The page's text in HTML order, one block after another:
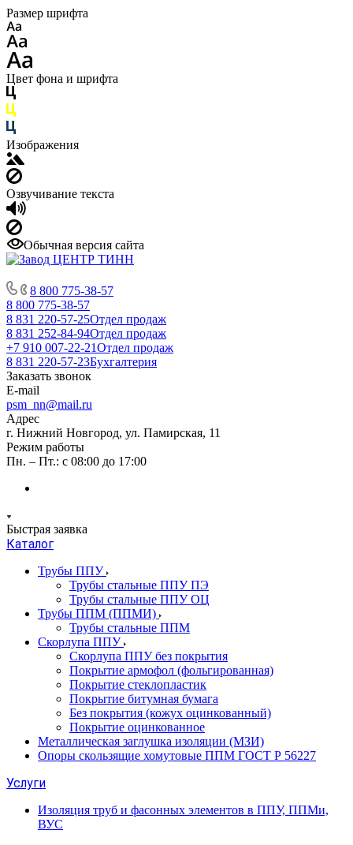
Размер шрифта
Цвет фона и шрифта
Изображения
Озвучивание текста
Обычная версия сайта
8 800 775-38-57
8 800 775-38-57
8 831 220-57-25Отдел продаж
8 831 252-84-94Отдел продаж
+7 910 007-22-21Отдел продаж
8 831 220-57-23Бухгалтерия
Заказать звонок
E-mail
psm_nn@mail.ru
Адрес
г. Нижний Новгород, ул. Памирская, 11
Режим работы
Пн. – Пт.: с 08:00 до 17:00
Быстрая заявка
Каталог
Трубы ППУ
Трубы стальные ППУ ПЭ
Трубы стальные ППУ ОЦ
Трубы ППМ (ППМИ)
Трубы стальные ППМ
Скорлупа ППУ
Скорлупа ППУ без покрытия
Покрытие армофол (фольгированная)
Покрытие стеклопластик
Покрытие битумная бумага
Без покрытия (кожух оцинкованный)
Покрытие оцинкованное
Металлическая заглушка изоляции (МЗИ)
Опоры скользящие хомутовые ППМ ГОСТ Р 56227
Услуги
Изоляция труб и фасонных элементов в ППУ, ППМи,
ВУС